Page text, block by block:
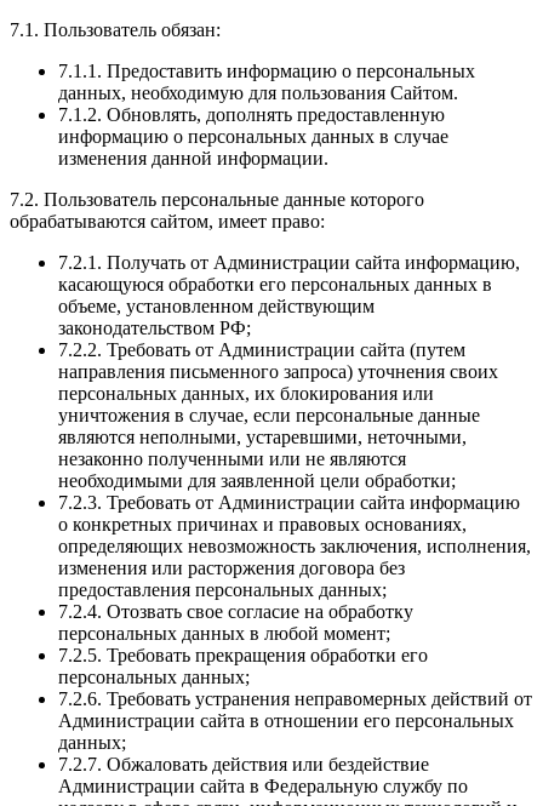
7.1. Пользователь обязан:
7.1.1. Предоставить информацию о персональных
данных, необходимую для пользования Сайтом.
7.1.2. Обновлять, дополнять предоставленную
информацию о персональных данных в случае
изменения данной информации.
7.2. Пользователь персональные данные которого
обрабатываются сайтом, имеет право:
7.2.1. Получать от Администрации сайта информацию,
касающуюся обработки его персональных данных в
объеме, установленном действующим
законодательством РФ;
7.2.2. Требовать от Администрации сайта (путем
направления письменного запроса) уточнения своих
персональных данных, их блокирования или
уничтожения в случае, если персональные данные
являются неполными, устаревшими, неточными,
незаконно полученными или не являются
необходимыми для заявленной цели обработки;
7.2.3. Требовать от Администрации сайта информацию
о конкретных причинах и правовых основаниях,
определяющих невозможность заключения, исполнения,
изменения или расторжения договора без
предоставления персональных данных;
7.2.4. Отозвать свое согласие на обработку
персональных данных в любой момент;
7.2.5. Требовать прекращения обработки его
персональных данных;
7.2.6. Требовать устранения неправомерных действий от
Администрации сайта в отношении его персональных
данных;
7.2.7. Обжаловать действия или бездействие
Администрации сайта в Федеральную службу по